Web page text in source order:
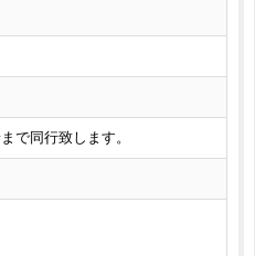
で同行致します。